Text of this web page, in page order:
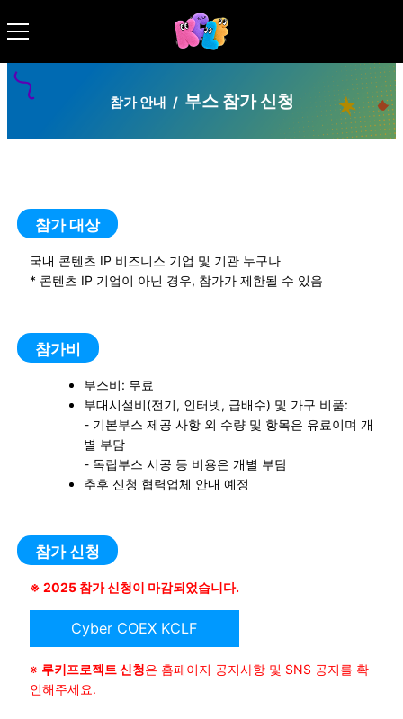
참가 안내 / 부스 참가 신청
참가 대상
국내 콘텐츠 IP 비즈니스 기업 및 기관 누구나
* 콘텐츠 IP 기업이 아닌 경우, 참가가 제한될 수 있음
참가비
부스비: 무료
부대시설비(전기, 인터넷, 급배수) 및 가구 비품:
- 기본부스 제공 사항 외 수량 및 항목은 유료이며 개
별 부담
- 독립부스 시공 등 비용은 개별 부담
추후 신청 협력업체 안내 예정
참가 신청
※ 2025 참가 신청이 마감되었습니다.
Cyber COEX KCLF
※ 루키프로젝트 신청은 홈페이지 공지사항 및 SNS 공지를 확
인해주세요.